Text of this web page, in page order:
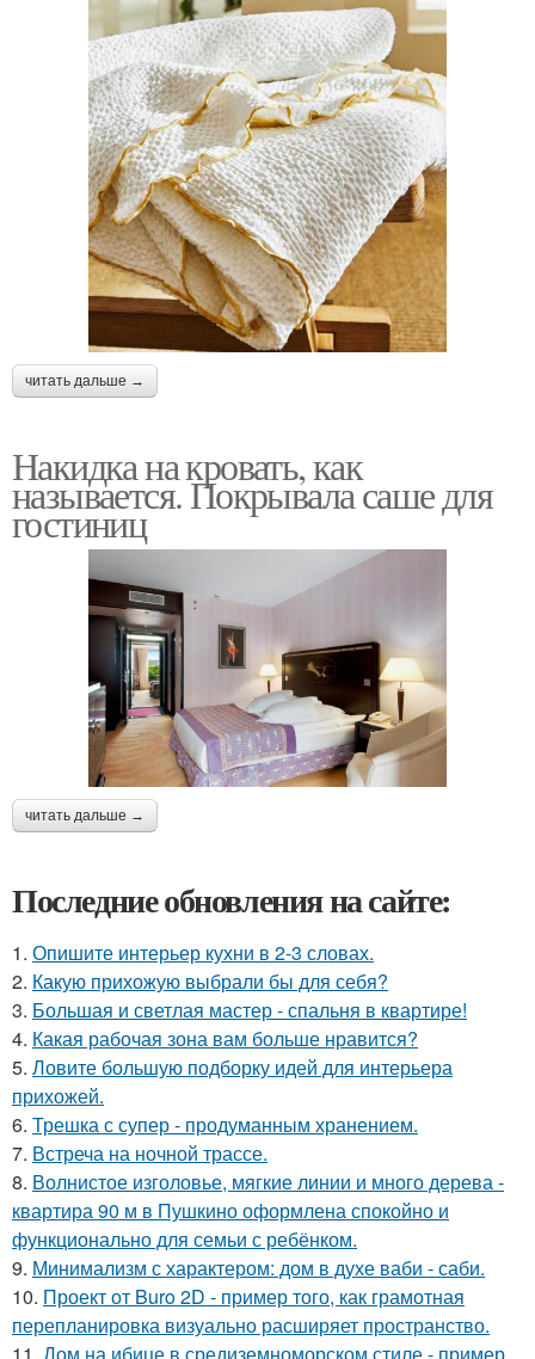
читать дальше →
Накидка на кровать, как
называется. Покрывала саше для
гостиниц
читать дальше →
Последние обновления на сайте:
1. Опишите интерьер кухни в 2-3 словах.
2. Какую прихожую выбрали бы для себя?
3. Большая и светлая мастер - спальня в квартире!
4. Какая рабочая зона вам больше нравится?
5. Ловите большую подборку идей для интерьера
прихожей.
6. Трешка с супер - продуманным хранением.
7. Встреча на ночной трассе.
8. Волнистое изголовье, мягкие линии и много дерева -
квартира 90 м в Пушкино оформлена спокойно и
функционально для семьи с ребёнком.
9. Минимализм с характером: дом в духе ваби - саби.
10. Проект от Buro 2D - пример того, как грамотная
перепланировка визуально расширяет пространство.